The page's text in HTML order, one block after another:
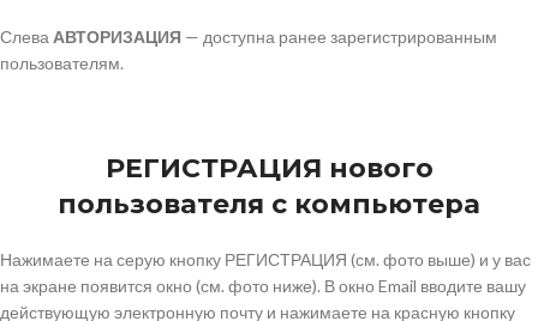
Слева АВТОРИЗАЦИЯ — доступна ранее зарегистрированным
пользователям.
РЕГИСТРАЦИЯ нового
пользователя с компьютера
Нажимаете на серую кнопку РЕГИСТРАЦИЯ (см. фото выше) и у вас
на экране появится окно (см. фото ниже). В окно Email вводите вашу
действующую электронную почту и нажимаете на красную кнопку